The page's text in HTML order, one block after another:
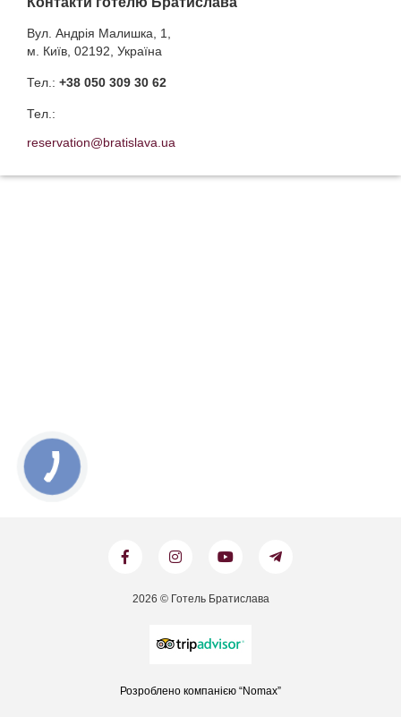
Вул. Андрія Малишка, 1,
м. Київ, 02192, Україна
Тел.: +38 050 309 30 62
Тел.:
reservation@bratislava.ua
2026 © Готель Братислава
Розроблено компанією “Nomax”